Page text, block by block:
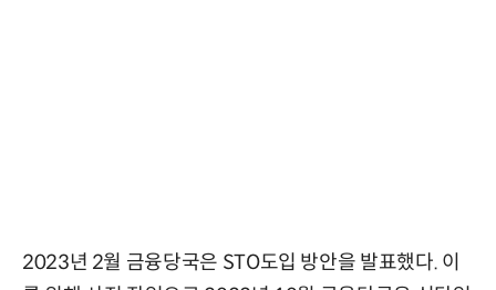
2023년 2월 금융당국은 STO도입 방안을 발표했다. 이